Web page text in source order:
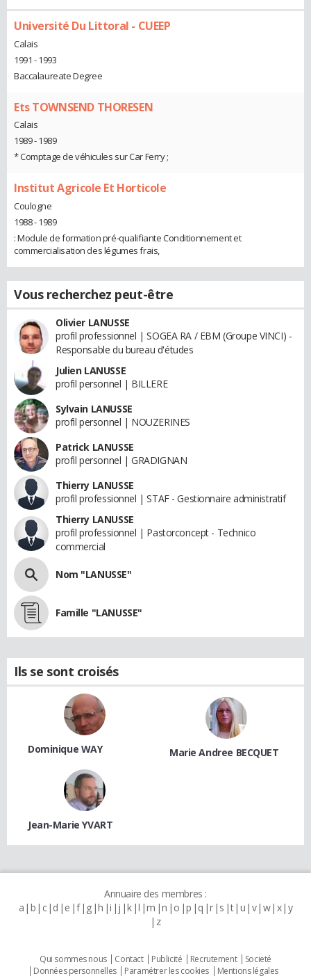
Université Du Littoral - CUEEP
Calais
1991 - 1993
Baccalaureate Degree
Ets TOWNSEND THORESEN
Calais
1989 - 1989
* Comptage de véhicules sur Car Ferry ;
Institut Agricole Et Horticole
Coulogne
1988 - 1989
: Module de formation pré-qualifiante Conditionnement et
commercialisation des légumes frais,
Vous recherchez peut-être
Olivier LANUSSE
profil professionnel | SOGEA RA / EBM (Groupe VINCI) -
Responsable du bureau d'études
Julien LANUSSE
profil personnel | BILLERE
Sylvain LANUSSE
profil personnel | NOUZERINES
Patrick LANUSSE
profil personnel | GRADIGNAN
Thierry LANUSSE
profil professionnel | STAF - Gestionnaire administratif
Thierry LANUSSE
profil professionnel | Pastorconcept - Technico
commercial
Nom "LANUSSE"
Famille "LANUSSE"
Ils se sont croisés
Dominique WAY Marie Andree BECQUET
Jean-Marie YVART
Annuaire des membres :
a b c d e f g h i j k l m n o p q r s t u v w x y
z
Qui sommes nous Contact Publicité Recrutement
Societé
Données personnelles
Paramétrer les cookies Mentions légales